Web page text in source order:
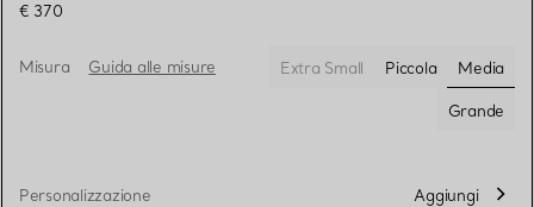
€ 370
Misura Guida alle misure Extra Small Piccola
Media
Grande
Personalizzazione Aggiungi